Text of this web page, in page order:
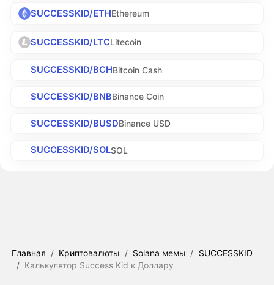
SUCCESSKID/ETHEthereum
SUCCESSKID/LTCLitecoin
SUCCESSKID/BCHBitcoin Cash
SUCCESSKID/BNBBinance Coin
SUCCESSKID/BUSDBinance USD
SUCCESSKID/SOLSOL
Главная / Криптовалюты / Solana мемы / SUCCESSKID
/ Калькулятор Success Kid к Доллару